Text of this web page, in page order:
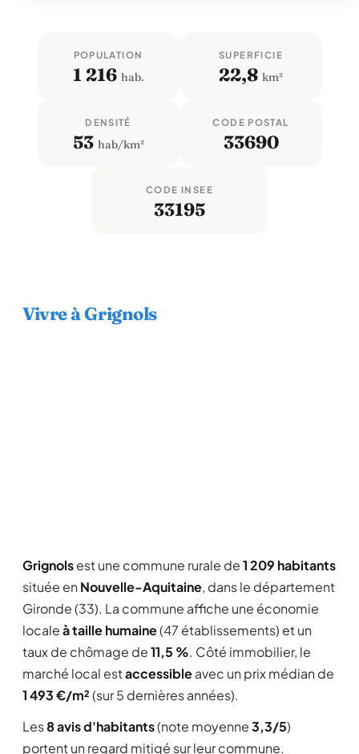
POPULATION
1 216 hab.
SUPERFICIE
22,8 km²
DENSITÉ
53 hab/km²
CODE POSTAL
33690
CODE INSEE
33195
Vivre à Grignols
Grignolsest une commune rurale de1 209 habitants
située en Nouvelle-Aquitaine, dans le département
Gironde (33). La commune affiche une économie
localeà taille humaine(47 établissements) et un
taux de chômage de11,5 %. Côté immobilier, le
marché local estaccessibleavec un prix médian de
1 493 €/m²(sur 5 dernières années).
Les8 avis d'habitants(note moyenne3,3/5)
portent un regard mitigé sur leur commune.